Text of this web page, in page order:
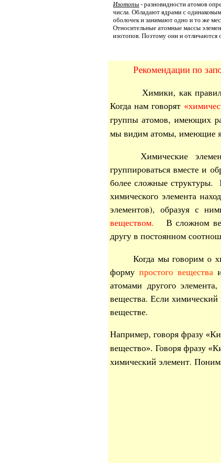
Рекомендации по
Химики, как
Когда нам говорят «
группы атомов, имеющих
мы видим атомы, имеющие
Химические
группироваться вместе и
более сложные
химического элемента
элементов), образуя с
веществом.
В сложном
другу в постоянном
Когда мы говорим о
форму простого вещества
атомами другого
вещества. Если
веществе.
Например, говоря фразу «
вещество». Говоря фразу «
химический элемент.
Изотопы - разновидности атомов
числа. Обладают ядрами с
оболочек и занимают одно и то же
Относительные атомные массы
изотопов. Поэтому они и отличаются